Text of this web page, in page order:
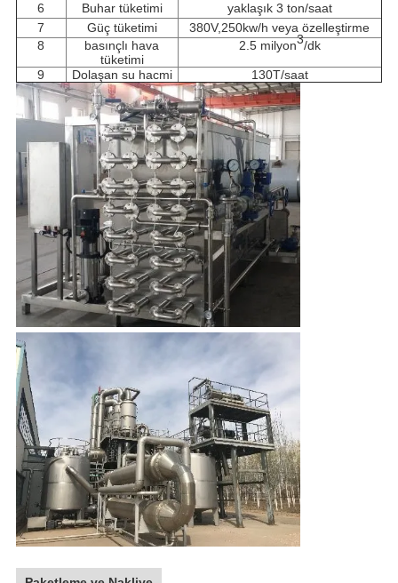
6
Buhar tüketimi
yaklaşık 3 ton/saat
7
Güç tüketimi 380V,250kw/h veya özelleştirme
8
basınçlı hava
tüketimi
2.5 milyon3/dk
9 Dolaşan su hacmi 130T/saat